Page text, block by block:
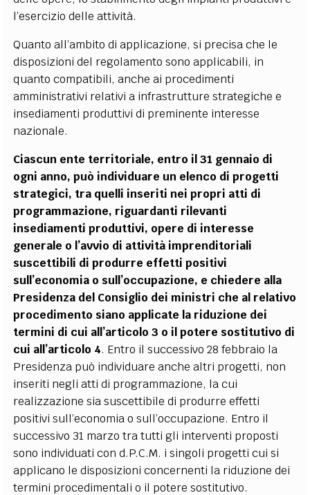
l’esercizio delle attività.
Quanto all’ambito di applicazione, si precisa che le
disposizioni del regolamento sono applicabili, in
quanto compatibili, anche ai procedimenti
amministrativi relativi a infrastrutture strategiche e
insediamenti produttivi di preminente interesse
nazionale.
Ciascun ente territoriale, entro il 31 gennaio di
ogni anno, può individuare un elenco di progetti
strategici, tra quelli inseriti nei propri atti di
programmazione, riguardanti rilevanti
insediamenti produttivi, opere di interesse
generale o l’avvio di attività imprenditoriali
suscettibili di produrre effetti positivi
sull’economia o sull’occupazione, e chiedere alla
Presidenza del Consiglio dei ministri che al relativo
procedimento siano applicate la riduzione dei
termini di cui all’articolo 3 o il potere sostitutivo di
cui all’articolo 4. Entro il successivo 28 febbraio la
Presidenza può individuare anche altri progetti, non
inseriti negli atti di programmazione, la cui
realizzazione sia suscettibile di produrre effetti
positivi sull’economia o sull’occupazione. Entro il
successivo 31 marzo tra tutti gli interventi proposti
sono individuati con d.P.C.M. i singoli progetti cui si
applicano le disposizioni concernenti la riduzione dei
termini procedimentali o il potere sostitutivo.